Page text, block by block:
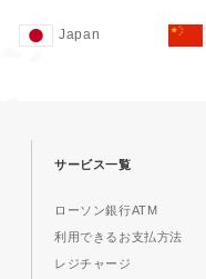
Japan
サービス一覧
ローソン銀行ATM
利用できるお支払方法
レジチャージ